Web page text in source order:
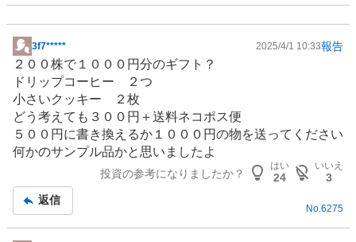
掲
示
板
記
事
3f7***** 2025/4/1 10:33報告
２００株で１０００円分のギフト？
ドリップコーヒー ２つ
小さいクッキー ２枚
どう考えても３００円＋送料ネコポス便
５００円に書き換えるか１０００円の物を送ってください
何かのサンプル品かと思いましたよ
投資の参考になりましたか？
はい
24
いいえ
3
返信
No.6275